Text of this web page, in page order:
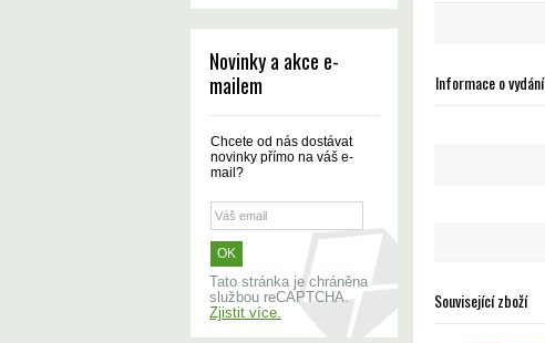
Novinky a akce e-
mailem
Chcete od nás dostávat
novinky přímo na váš e-
mail?
Tato stránka je chráněna
službou reCAPTCHA.
Zjistit více.
Informace o vydání
Související zboží